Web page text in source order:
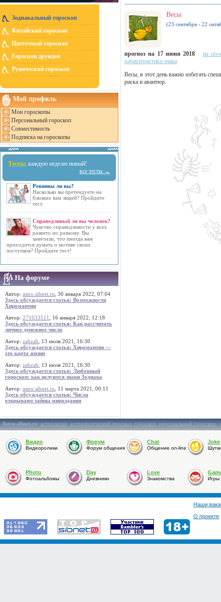
Зодиакальный гороскоп
Китайский гороскоп
Цветочный гороскоп
Гороскоп друидов
Рунический гороскоп
Мой профиль
Мои гороскопы
Персональный гороскоп
Совместимость
Подписка на гороскопы
Тесты: каждую неделю новый!
все тесты →
Ревнивы ли вы?
Насколько вы претендуете на
близких вам людей? Пройдите
тест.
Справедливый ли вы человек?
Чувство справедливости у всех
развито по разному. Вы
замечали, что иногда вам
приходится думать о мотиве своих
поступков? Пройдите тест!
На форуме
Автор: astro.sibnet.ru , 30 января 2022, 07:04
Здесь обсуждается статья: Возможности
Хиромантии
Автор: 271033511
, 16 января 2022, 12:18
Здесь обсуждается статья: Как рассчитать
личное денежное число
Автор: zabzab , 13 июля 2021, 16:30
Здесь обсуждается статья: Хиромантия —
это карта жизни
Автор: zabzab , 13 июля 2021, 16:30
Здесь обсуждается статья: Любовный
гороскоп: как целуются знаки Зодиака
Автор: astro.sibnet.ru , 11 марта 2021, 00:11
Здесь обсуждается статья: Числа
открывают тайны мироздания
Весы
(23 сентября - 22
прогноз на 17 июня 2018
на
характеристика знака
Весы, в этот день важно избегать
риска и авантюр.
Astro.sibnet.ru:астрология,астрологический прогноз,гороскоп,персональный гороскоп,
Видео
Видеоролики
Форум
Форум общения
Chat
Общение on-line
Joke
Photo
Фотоальбомы
Day
Дневники
Love
Знакомства Игры
Наши
О проекте